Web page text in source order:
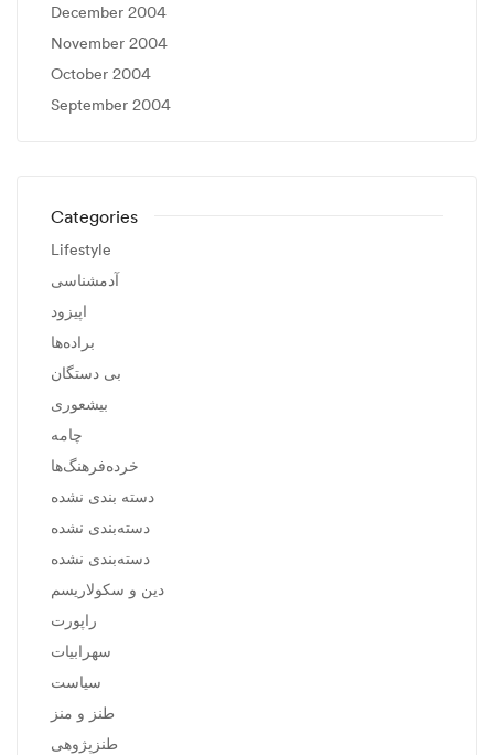
December 2004
November 2004
October 2004
September 2004
Categories
Lifestyle
آدمشناسی
اپیزود
براده‌ها
بی دستگان
بیشعوری
چامه
خرده‌فرهنگ‌ها
دسته بندی نشده
دسته‌بندی نشده
دسته‌بندی نشده
دین و سکولاریسم
راپورت
سهرابیات
سیاست
طنز و منز
طنزپژوهی